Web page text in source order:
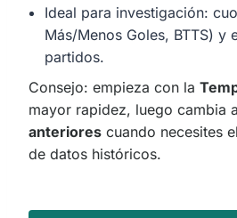
Ideal para investigación:
Más/Menos Goles, BTTS) y
partidos.
Consejo: empieza con la
mayor rapidez, luego cambia a
anteriores cuando necesites
de datos históricos.